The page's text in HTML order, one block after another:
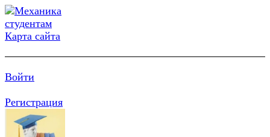
Карта сайта
Войти
Регистрация